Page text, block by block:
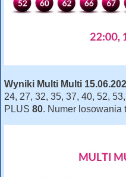
Wyniki Multi Multi
24, 27, 32, 35, 37, 40, 52,
PLUS 80. Numer losowania